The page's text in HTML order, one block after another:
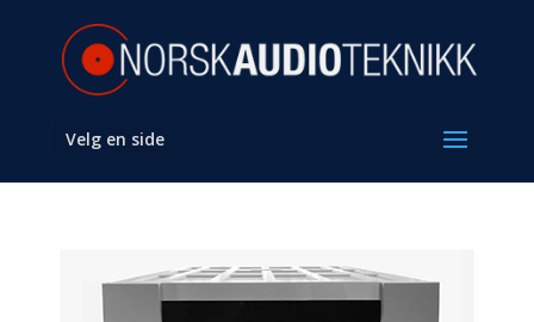
Velg en side